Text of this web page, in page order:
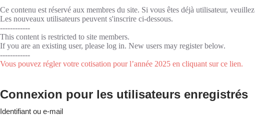
Ce contenu est réservé aux membres du site. Si vous êtes déjà utilisateur,
Les nouveaux utilisateurs peuvent s'inscrire ci-dessous.
------------
This content is restricted to site members.
If you are an existing user, please log in. New users may register below.
------------
Vous pouvez régler votre cotisation pour l’année 2025 en cliquant sur ce lien.
Connexion pour les utilisateurs enregistrés
Identifiant ou e-mail